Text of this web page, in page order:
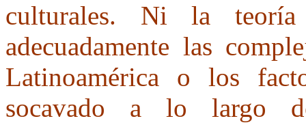
culturales. Ni la
adecuadamente las
Latinoamérica o los
socavado a lo largo